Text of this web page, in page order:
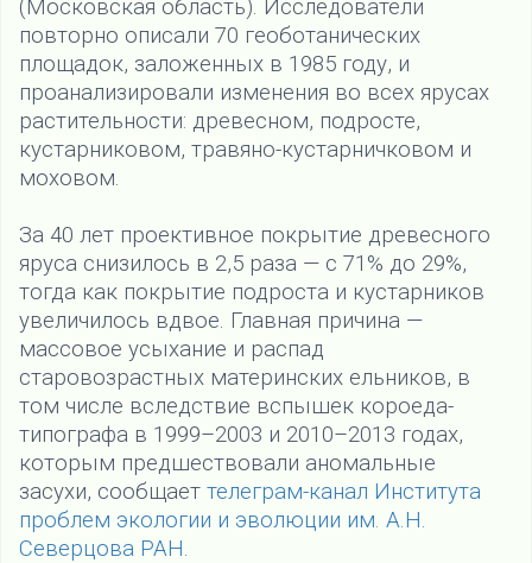
(Московская область). Исследователи
повторно описали 70 геоботанических
площадок, заложенных в 1985 году, и
проанализировали изменения во всех ярусах
растительности: древесном, подросте,
кустарниковом, травяно-кустарничковом и
моховом.
За 40 лет проективное покрытие древесного
яруса снизилось в 2,5 раза — с 71% до 29%,
тогда как покрытие подроста и кустарников
увеличилось вдвое. Главная причина —
массовое усыхание и распад
старовозрастных материнских ельников, в
том числе вследствие вспышек короеда-
типографа в 1999–2003 и 2010–2013 годах,
которым предшествовали аномальные
засухи, сообщает телеграм-канал Института
проблем экологии и эволюции им. А.Н.
Северцова РАН.